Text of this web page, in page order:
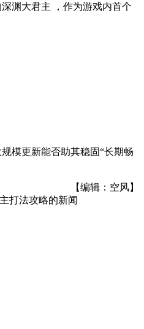
渊大君主 ，作为游戏内首个
模更新能否助其稳固“长期畅
【编辑：空风】
打法攻略的新闻